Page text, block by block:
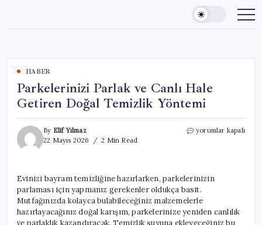
content
HABER
Parkelerinizi Parlak ve Canlı Hale
Getiren Doğal Temizlik Yöntemi
By Elif Yılmaz
22 Mayıs 2026
2 Min Read
Parkelerinizi
Getiren
Doğal
Temizlik
Yöntemi
yorumlar kapalı
Evinizi bayram temizliğine hazırlarken, parkelerinizin
parlaması için yapmanız gerekenler oldukça basit.
Mutfağınızda kolayca bulabileceğiniz malzemelerle
hazırlayacağınız doğal karışım, parkelerinize yeniden canlılık
ve parlaklık kazandıracak. Temizlik suyuna ekleyeceğiniz bu